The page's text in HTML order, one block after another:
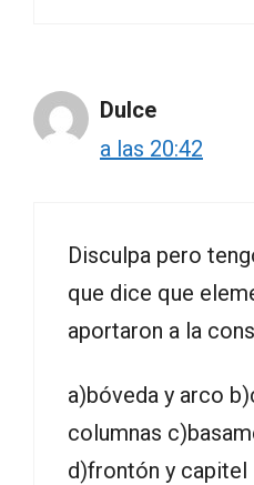
Dulce
a las 20:42
Disculpa pero
que dice que
aportaron a la
a)bóveda y arco
columnas
d)frontón y capitel